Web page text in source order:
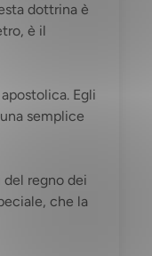
dottrina è
è il
Egli
semplice
del regno dei
che la